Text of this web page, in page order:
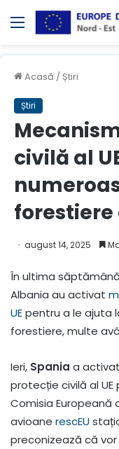
Meniul
Acasă / Știri
Știri
civilă al
august 14, 2025
În ultima
Albania au activat
UEpentru a le ajuta
forestiere, multe
Ieri, Spania a
protecție civilă al
Comisia Europeană
avioane rescEU
preconizează că